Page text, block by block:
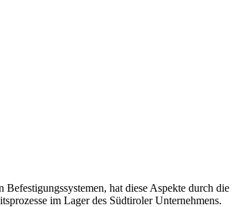
hat diese Aspekte durch die
im Lager des Südtiroler Unternehmens.